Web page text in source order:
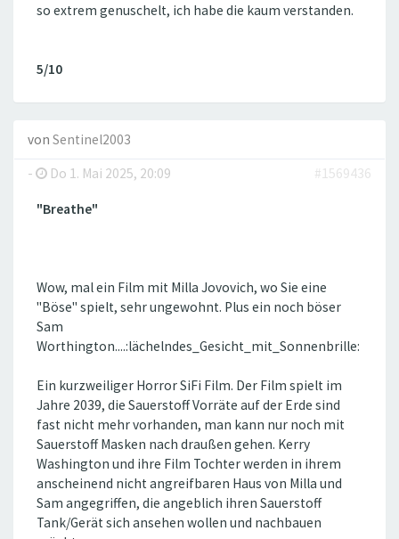
so extrem genuschelt, ich habe die kaum verstanden.
5/10
von Sentinel2003
-
Do 1. Mai 2025, 20:09 #1569436
"Breathe"
Wow, mal ein Film mit Milla Jovovich, wo Sie eine
"Böse" spielt, sehr ungewohnt. Plus ein noch böser
Sam
Worthington....:lächelndes_Gesicht_mit_Sonnenbrille:
Ein kurzweiliger Horror SiFi Film. Der Film spielt im
Jahre 2039, die Sauerstoff Vorräte auf der Erde sind
fast nicht mehr vorhanden, man kann nur noch mit
Sauerstoff Masken nach draußen gehen. Kerry
Washington und ihre Film Tochter werden in ihrem
anscheinend nicht angreifbaren Haus von Milla und
Sam angegriffen, die angeblich ihren Sauerstoff
Tank/Gerät sich ansehen wollen und nachbauen